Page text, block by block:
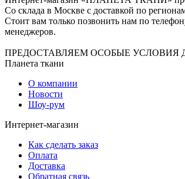
Со склада в Москве с доставкой по
Стоит вам только позвонить нам по
менеджеров.
ПРЕДОСТАВЛЯЕМ ОСОБЫЕ УСЛОВИЯ
Планета ткани
О компании
Новости
Шоу-рум
Интернет-магазин
Как сделать заказ
Оплата
Доставка
Обратная связь